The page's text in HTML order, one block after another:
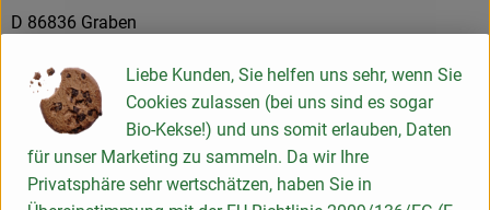
D 86836 Graben
sich bis heute ihre Unabhängigkeit bewahrt. Die damalige
Marktlage und unser persönliches Interesse galt von Anfang
an der Naturkost mit dem guten Geschmack. So sind wir
ständig bestrebt, neue, noch nicht handelsübliche Bio-
Produkte auf den Markt zu bringen. Dabei liegt unser
Liebe Kunden, Sie helfen uns sehr, wenn Sie
Cookies zulassen (bei uns sind es sogar
Bio-Kekse!) und uns somit erlauben, Daten
für unser Marketing zu sammeln. Da wir Ihre
Privatsphäre sehr wertschätzen, haben Sie in